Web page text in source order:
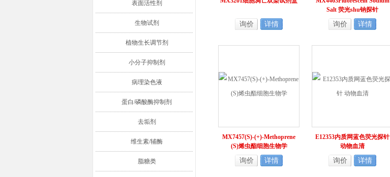
表面活性剂
生物试剂
植物生长调节剂
小分子抑制剂
病理染色液
蛋白/磷酸酶抑制剂
去垢剂
维生素/辅酶
脂糖类
询价 详情
Salt 荧光shu钠探针
询价 详情
MX7457(S)-(+)-Methoprene
(S)烯虫酯细胞生物学
询价 详情
E12353内质网蓝色荧光探针
动物血清
询价 详情